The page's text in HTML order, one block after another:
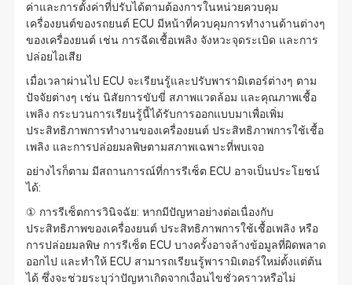
ค่าและการตั้งค่าที่ปรับได้ตามต้องการในหน่วยควบคุม
เครื่องยนต์ของรถยนต์ ECU มีหน้าที่ควบคุมการทำงานด้านต่างๆ
ของเครื่องยนต์ เช่น การฉีดเชื้อเพลิง จังหวะจุดระเบิด และการ
ปล่อยไอเสีย
เมื่อเวลาผ่านไป ECU จะเรียนรู้และปรับพารามิเตอร์ต่างๆ ตาม
ปัจจัยต่างๆ เช่น นิสัยการขับขี่ สภาพแวดล้อม และคุณภาพเชื้อ
เพลิง กระบวนการเรียนรู้นี้ได้รับการออกแบบมาเพื่อเพิ่ม
ประสิทธิภาพการทำงานของเครื่องยนต์ ประสิทธิภาพการใช้เชื้อ
เพลิง และการปล่อยมลพิษตามสภาพเฉพาะที่พบเจอ
อย่างไรก็ตาม มีสถานการณ์ที่การรีเซ็ต ECU อาจเป็นประโยชน์
ได้:
① การรีเซ็ตการวินิจฉัย: หากมีปัญหาอย่างต่อเนื่องกับ
ประสิทธิภาพของเครื่องยนต์ ประสิทธิภาพการใช้เชื้อเพลิง หรือ
การปล่อยมลพิษ การรีเซ็ต ECU บางครั้งอาจล้างข้อมูลที่ผิดพลาด
ออกไป และทำให้ ECU สามารถเรียนรู้พารามิเตอร์ใหม่ตั้งแต่ต้น
ได้ ซึ่งจะช่วยระบุว่าปัญหาเกิดจากเงื่อนไขชั่วคราวหรือไม่